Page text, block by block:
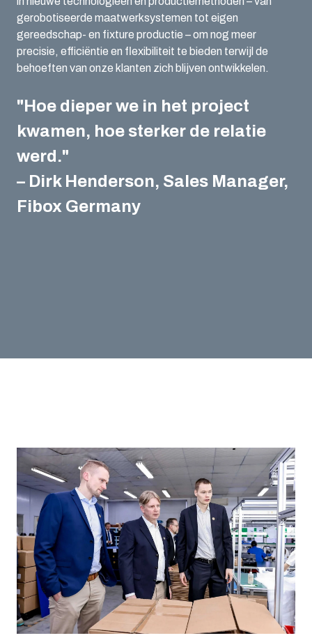
gerobotiseerde maatwerksystemen tot eigen
gereedschap- en fixture productie – om nog meer
precisie, efficiëntie en flexibiliteit te bieden terwijl de
behoeften van onze klanten zich blijven ontwikkelen.
"Hoe dieper we in het project
kwamen, hoe sterker de relatie
werd."
– Dirk Henderson, Sales Manager,
Fibox Germany